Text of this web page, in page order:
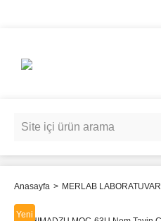
Anasayfa MERLAB LABORATUVAR
Yeni